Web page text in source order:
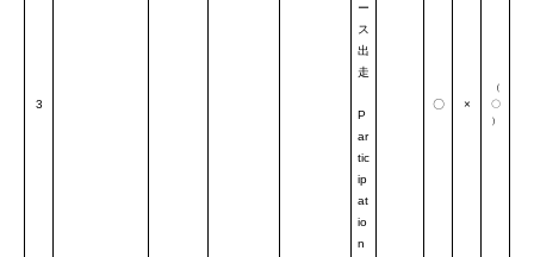
3
ー
ス
出
走
P
ar
tic
ip
at
io
n
〇 ×
（
〇
）